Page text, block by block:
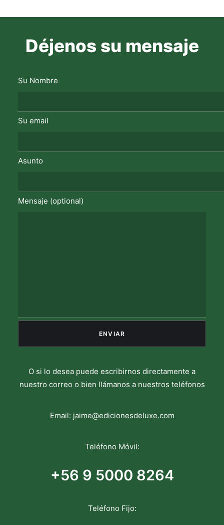
Déjenos su mensaje
Su Nombre
Su email
Asunto
Mensaje (optional)
O si lo desea puede escribirnos directamente a
nuestro correo o bien llámanos a nuestros teléfonos
Email: jaime@edicionesdeluxe.com
Teléfono Móvil:
+56 9 5000 8264
Teléfono Fijo: